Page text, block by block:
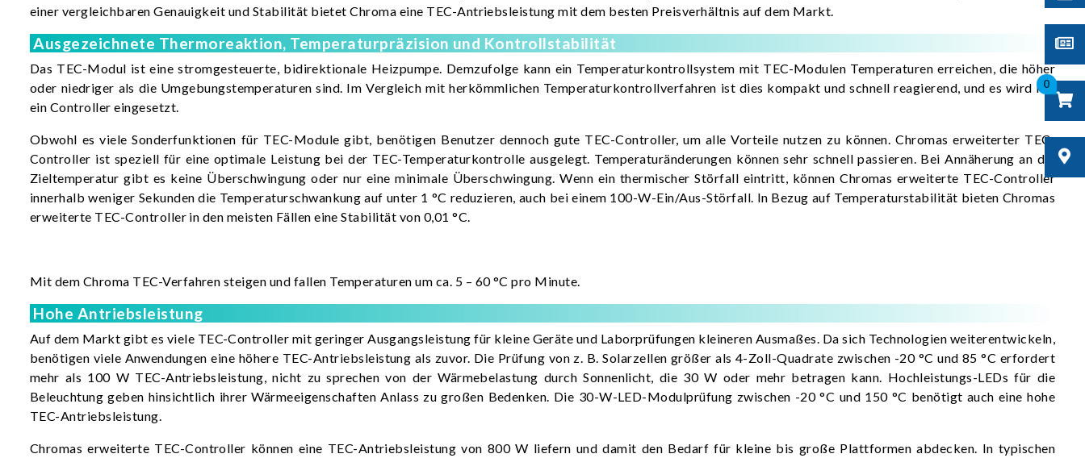
0
einer vergleichbaren Genauigkeit und Stabilität bietet Chroma eine TEC-Antriebsleistung mit dem besten Preisverhältnis auf dem Markt.
Ausgezeichnete Thermoreaktion, Temperaturpräzision und Kontrollstabilität
Das TEC-Modul ist eine stromgesteuerte, bidirektionale Heizpumpe. Demzufolge kann ein Temperaturkontrollsystem mit TEC-Modulen Temperaturen erreichen, die höher
oder niedriger als die Umgebungstemperaturen sind. Im Vergleich mit herkömmlichen Temperaturkontrollverfahren ist dies kompakt und schnell reagierend, und es wird nur
ein Controller eingesetzt.
Obwohl es viele Sonderfunktionen für TEC-Module gibt, benötigen Benutzer dennoch gute TEC-Controller, um alle Vorteile nutzen zu können. Chromas erweiterter TEC-
Controller ist speziell für eine optimale Leistung bei der TEC-Temperaturkontrolle ausgelegt. Temperaturänderungen können sehr schnell passieren. Bei Annäherung an die
Zieltemperatur gibt es keine Überschwingung oder nur eine minimale Überschwingung. Wenn ein thermischer Störfall eintritt, können Chromas erweiterte TEC-Controller
innerhalb weniger Sekunden die Temperaturschwankung auf unter 1 °C reduzieren, auch bei einem 100-W-Ein/Aus-Störfall. In Bezug auf Temperaturstabilität bieten Chromas
erweiterte TEC-Controller in den meisten Fällen eine Stabilität von 0,01 °C.
Mit dem Chroma TEC-Verfahren steigen und fallen Temperaturen um ca. 5 – 60 °C pro Minute.
Hohe Antriebsleistung
Auf dem Markt gibt es viele TEC-Controller mit geringer Ausgangsleistung für kleine Geräte und Laborprüfungen kleineren Ausmaßes. Da sich Technologien weiterentwickeln,
benötigen viele Anwendungen eine höhere TEC-Antriebsleistung als zuvor. Die Prüfung von z. B. Solarzellen größer als 4-Zoll-Quadrate zwischen -20 °C und 85 °C erfordert
mehr als 100 W TEC-Antriebsleistung, nicht zu sprechen von der Wärmebelastung durch Sonnenlicht, die 30 W oder mehr betragen kann. Hochleistungs-LEDs für die
Beleuchtung geben hinsichtlich ihrer Wärmeeigenschaften Anlass zu großen Bedenken. Die 30-W-LED-Modulprüfung zwischen -20 °C und 150 °C benötigt auch eine hohe
TEC-Antriebsleistung.
Chromas erweiterte TEC-Controller können eine TEC-Antriebsleistung von 800 W liefern und damit den Bedarf für kleine bis große Plattformen abdecken. In typischen